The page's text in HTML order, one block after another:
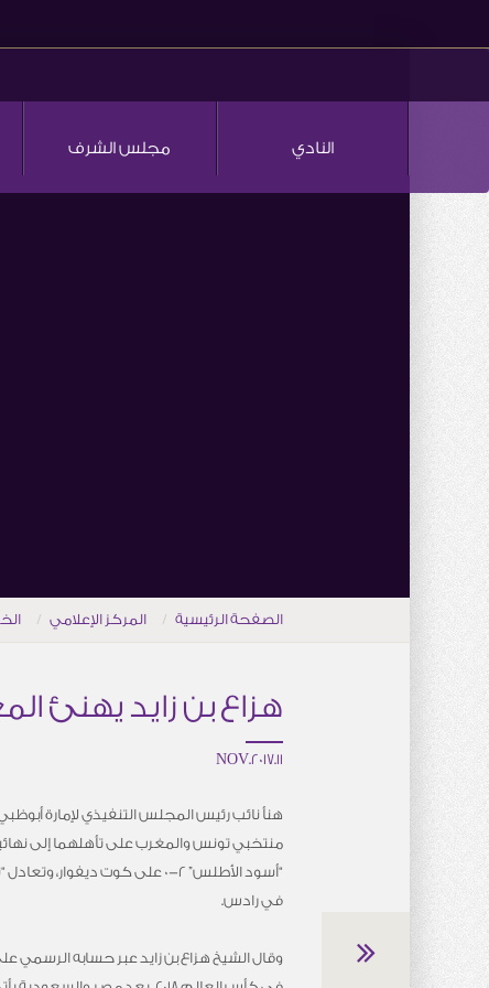
النادي مجلس الشرف
الصفحة الرئيسية المركز الإعلامي
هزاع بن زايد يهنئ
11.NOV.2017
هنأ نائب رئيس المجلس التنفيذي لإمارة
“أسود الأطلس” 2-0 على كوت
في رادس.
وقال الشيخ هزاع بن زايد عبر حسابه الرسمي